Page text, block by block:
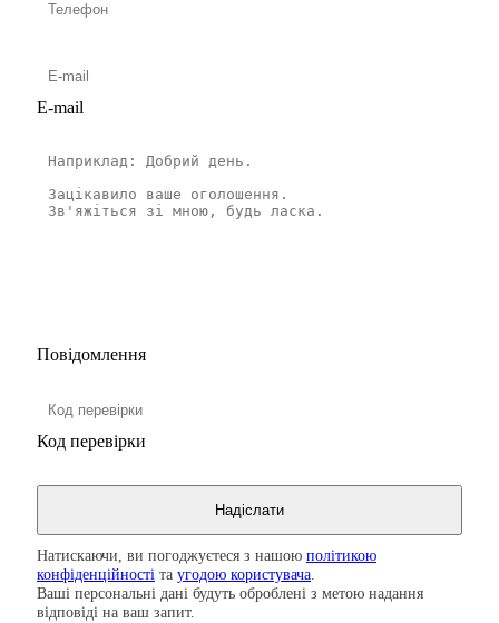
E-mail
Повідомлення
Код перевірки
Натискаючи, ви погоджуєтеся з нашою політикою
конфіденційності та угодою користувача
Ваші персональні дані будуть оброблені з метою надання
відповіді на ваш запит.